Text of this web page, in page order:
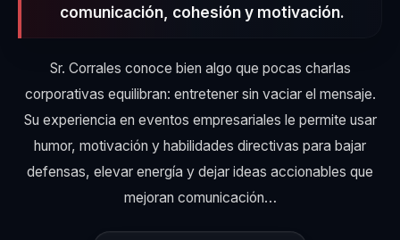
comunicación, cohesión y motivación.
Sr. Corrales conoce bien algo que pocas charlas
corporativas equilibran: entretener sin vaciar el mensaje.
Su experiencia en eventos empresariales le permite usar
humor, motivación y habilidades directivas para bajar
defensas, elevar energía y dejar ideas accionables que
mejoran comunicación…